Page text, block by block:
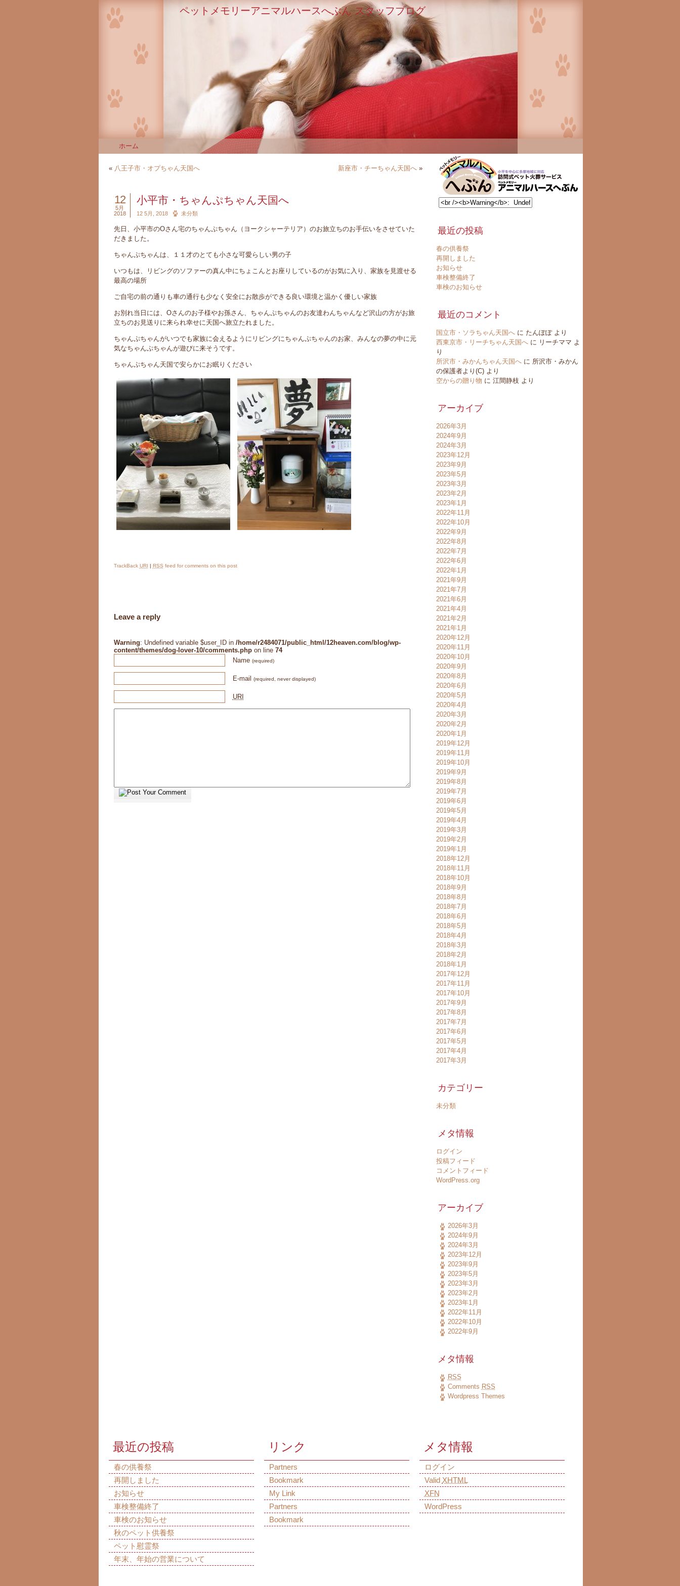
ペットメモリーアニマルハースへぶん スタッフブログ
ホーム
« 八王子市・オプちゃん天国へ 新座市・チーちゃん天国へ»
小平市・ちゃんぷちゃん天国へ
12
5月
2018
12 5月, 2018 未分類
先日、小平市のOさん宅のちゃんぷちゃん（ヨークシャーテリア）のお旅立ちのお手伝いをさせていた
だきました。
ちゃんぷちゃんは、１１才のとても小さな可愛らしい男の子
いつもは、リビングのソファーの真ん中にちょこんとお座りしているのがお気に入り、家族を見渡せる
最高の場所
ご自宅の前の通りも車の通行も少なく安全にお散歩ができる良い環境と温かく優しい家族
お別れ当日には、Oさんのお子様やお孫さん、ちゃんぷちゃんのお友達わんちゃんなど沢山の方がお旅
立ちのお見送りに来られ幸せに天国へ旅立たれました。
ちゃんぷちゃんがいつでも家族に会えるようにリビングにちゃんぷちゃんのお家、みんなの夢の中に元
気なちゃんぷちゃんが遊びに来そうです。
ちゃんぷちゃん天国で安らかにお眠りください
TrackBack URI | RSS feed for comments on this post
Leave a reply
Warning: Undefined variable $user_ID in /home/r2484071/public_html/12heaven.com/blog/wp-
content/themes/dog-lover-10/comments.phpon line 74
Name (required)
E-mail (required, never displayed)
URI
最近の投稿
春の供養祭
再開しました
お知らせ
車検整備終了
車検のお知らせ
最近のコメント
国立市・ソラちゃん天国へに たんぽぽより
西東京市・リーチちゃん天国へに リーチママ よ
り
所沢市・みかんちゃん天国へに 所沢市・みかん
の保護者より(C)より
空からの贈り物 に 江間静枝より
アーカイブ
2026年3月
2024年9月
2024年3月
2023年12月
2023年9月
2023年5月
2023年3月
2023年2月
2023年1月
2022年11月
2022年10月
2022年9月
2022年8月
2022年7月
2022年6月
2022年1月
2021年9月
2021年7月
2021年6月
2021年4月
2021年2月
2021年1月
2020年12月
2020年11月
2020年10月
2020年9月
2020年8月
2020年6月
2020年5月
2020年4月
2020年3月
2020年2月
2020年1月
2019年12月
2019年11月
2019年10月
2019年9月
2019年8月
2019年7月
2019年6月
2019年5月
2019年4月
2019年3月
2019年2月
2019年1月
2018年12月
2018年11月
2018年10月
2018年9月
2018年8月
2018年7月
2018年6月
2018年5月
2018年4月
2018年3月
2018年2月
2018年1月
2017年12月
2017年11月
2017年10月
2017年9月
2017年8月
2017年7月
2017年6月
2017年5月
2017年4月
2017年3月
カテゴリー
未分類
メタ情報
ログイン
投稿フィード
コメントフィード
WordPress.org
アーカイブ
2026年3月
2024年9月
2024年3月
2023年12月
2023年9月
2023年5月
2023年3月
2023年2月
2023年1月
2022年11月
2022年10月
2022年9月
メタ情報
RSS
Comments RSS
Wordpress Themes
最近の投稿
春の供養祭
再開しました
お知らせ
車検整備終了
車検のお知らせ
秋のペット供養祭
ペット慰霊祭
年末、年始の営業について
リンク
Partners
Bookmark
My Link
Partners
Bookmark
メタ情報
ログイン
Valid XHTML
XFN
WordPress